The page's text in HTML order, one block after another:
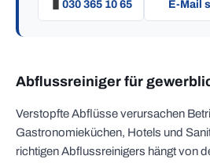
030 365 10 65 E-Mail
Abflussreiniger für
Verstopfte Abflüsse verursachen
Gastronomieküchen, Hotels und
richtigen Abflussreinigers hängt von